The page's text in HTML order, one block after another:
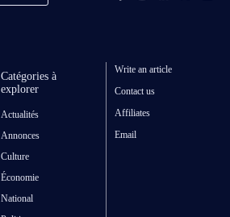
Catégories à
explorer
Actualités
Annonces
Culture
Économie
National
Write an article
Contact us
Affiliates
Email